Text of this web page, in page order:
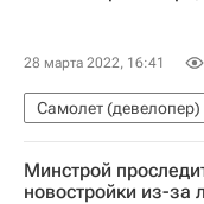
28 марта 2022, 16:41
Самолет (девелопер)
Муром
Подольск
Строительство
Минстрой
новостройки из-за